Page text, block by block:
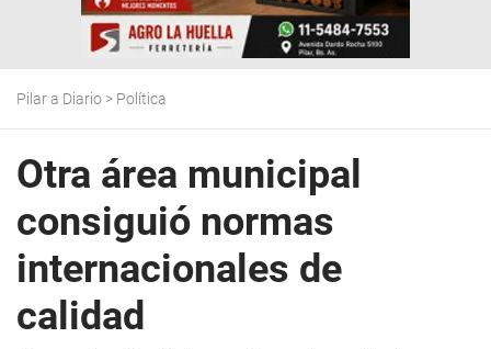
Pilar a Diario > Política
Otra área municipal
consiguió normas
internacionales de
calidad